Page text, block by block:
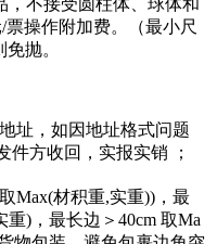
，不接受圆柱体、球体和
操作附加费。（最小尺
抛。
址，如因地址格式问题
件方收回，实报实销 ；
Max(材积重,实重))，最
重)，最长边＞40cm 取Ma